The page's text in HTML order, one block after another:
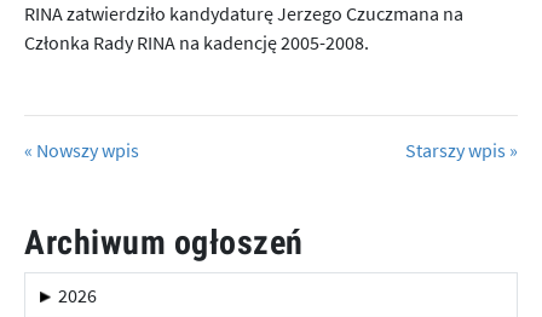
RINA zatwierdziło kandydaturę Jerzego Czuczmana na
Członka Rady RINA na kadencję 2005-2008.
« Nowszy wpis Starszy wpis »
Archiwum ogłoszeń
2026